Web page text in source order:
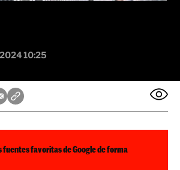
10:25
fuentes favoritas de Google de forma